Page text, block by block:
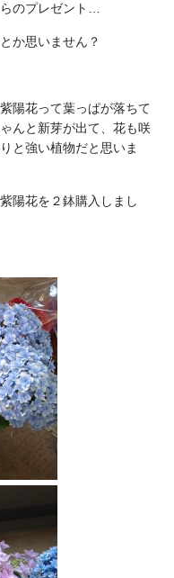
のプレゼント…
か思いません？
陽花って葉っぱが落ちて
んと新芽が出て、花も咲
と強い植物だと思いま
陽花を２鉢購入しまし